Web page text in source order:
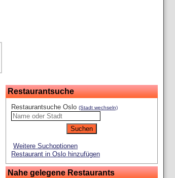
Restaurantsuche
Restaurantsuche Oslo (Stadt wechseln)
Weitere Suchoptionen
Restaurant in Oslo hinzufügen
Nahe gelegene Restaurants